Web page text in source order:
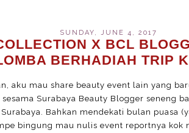
SUNDAY, JUNE 4, 2017
X BCL
BERHADIAH TRIP
aku mau share beauty event lain yang
Surabaya Beauty Blogger seneng
Bahkan mendekati bulan puasa
bingung mau nulis event reportnya kok